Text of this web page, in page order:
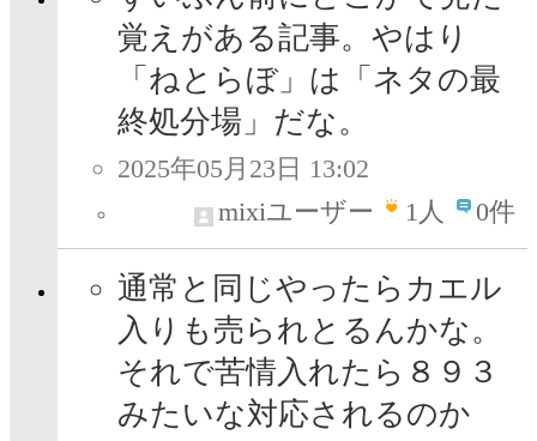
覚えがある記事。やはり
「ねとらぼ」は「ネタの最
終処分場」だな。
2025年05月23日 13:02
mixiユーザー
1人 0件
通常と同じやったらカエル
入りも売られとるんかな。
それで苦情入れたら８９３
みたいな対応されるのか